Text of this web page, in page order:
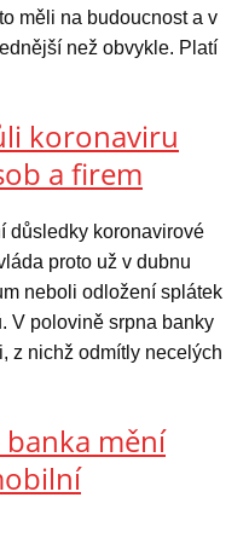
měli na budoucnost a v
než obvykle. Platí
koronaviru
a firem
důsledky koronavirové
proto už v dubnu
neboli odložení splátek
V polovině srpna banky
z nichž odmítly necelých
banka mění